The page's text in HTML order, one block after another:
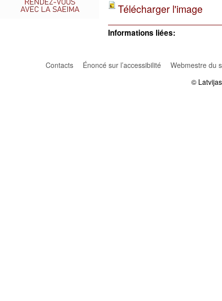
Télécharger l'image
Informations liées:
Contacts Énoncé sur l’accessibilité
Webmestre du
©